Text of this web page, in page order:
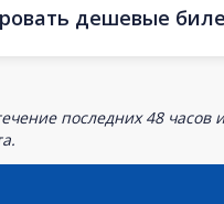
дешевые
последних 48 часов